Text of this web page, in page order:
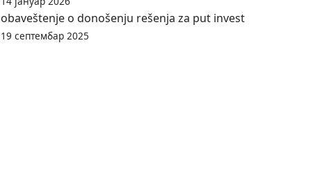
obaveštenje o donošenju rešenja za put invest
19 септембар 2025